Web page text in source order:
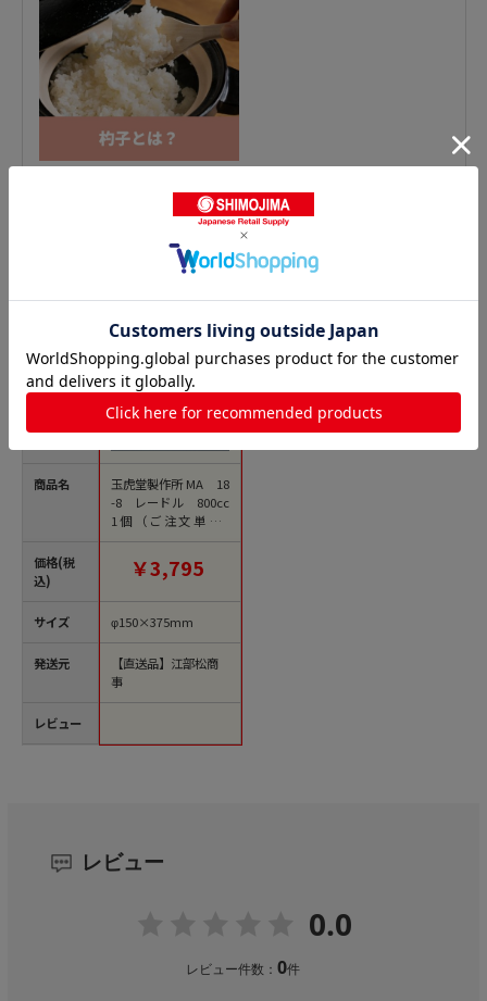
おたま・レードルの人気商品との比較
商品名
価格(税
込)
サイズ
発送元
レビュー
玉虎堂製作所 MA 18
-8 レードル 800cc
1個（ご注文単位1
個）【直送品】
￥3,795
φ150×375mm
【直送品】江部松商
事
レビュー
0.0
レビュー件数：0件